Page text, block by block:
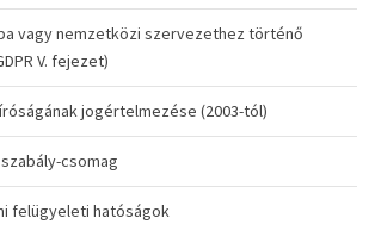
vagy nemzetközi szervezethez történő
V. fejezet)
jogértelmezése (2003-tól)
csomag
felügyeleti hatóságok